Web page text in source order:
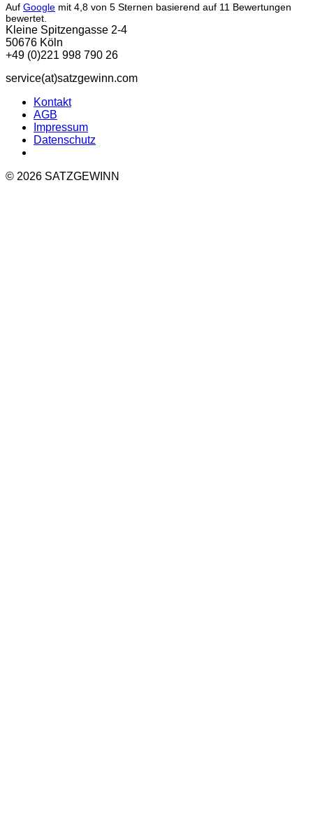
Auf Google mit 4,8 von 5 Sternen basierend auf 11 Bewertungen
bewertet.
Kleine Spitzengasse 2-4
50676 Köln
+49 (0)221 998 790 26
service(at)satz­gewinn.com
Kontakt
AGB
Impressum
Datenschutz
© 2026 SATZGEWINN